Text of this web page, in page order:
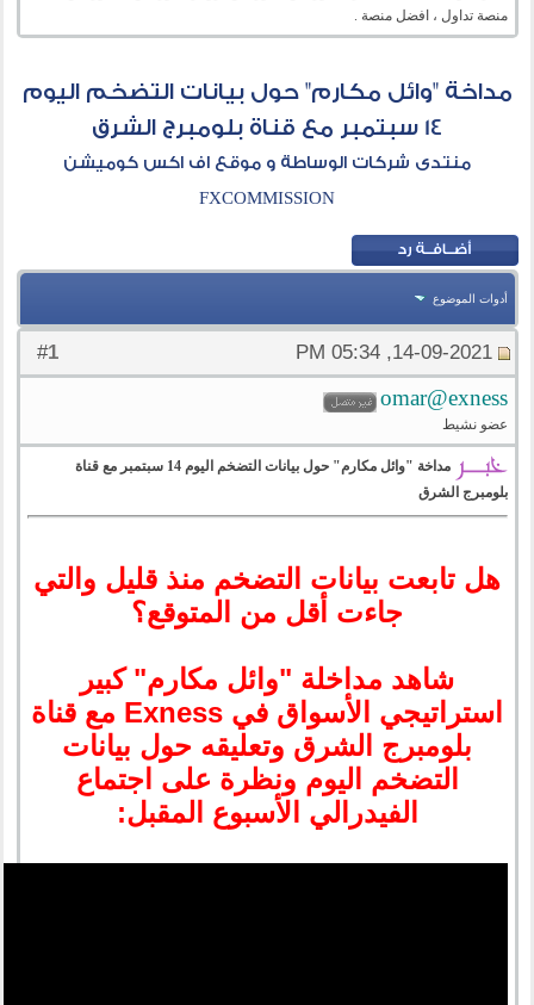
منصة تداول ، افضل منصة .
مداخة "وائل مكارم" حول بيانات التضخم اليوم
14 سبتمبر مع قناة بلومبرج الشرق
منتدى شركات الوساطة و موقع اف اكس كوميشن
FXCOMMISSION
أدوات الموضوع
#
1 14-09-2021, 05:34 PM
omar@exness
عضو نشيط
مداخة "وائل مكارم" حول بيانات التضخم اليوم 14 سبتمبر مع قناة
بلومبرج الشرق
هل تابعت بيانات التضخم منذ قليل والتي
جاءت أقل من المتوقع؟
شاهد مداخلة "وائل مكارم" كبير
استراتيجي الأسواق في Exness مع قناة
بلومبرج الشرق وتعليقه حول بيانات
التضخم اليوم ونظرة على اجتماع
الفيدرالي الأسبوع المقبل: